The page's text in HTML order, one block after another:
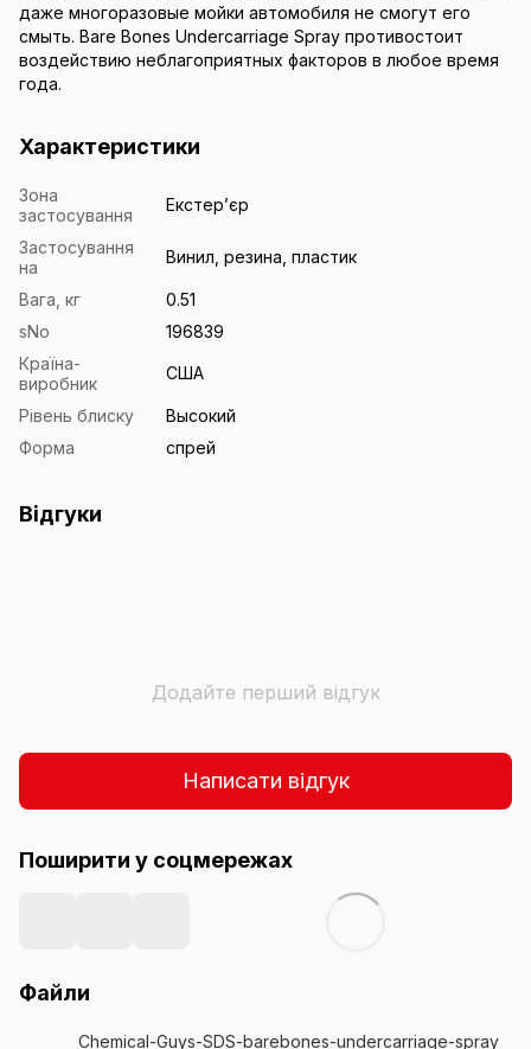
даже многоразовые мойки автомобиля не смогут его
смыть. Bare Bones Undercarriage Spray противостоит
воздействию неблагоприятных факторов в любое время
года.
Характеристики
Зона
застосування
Екстерʼєр
Застосування
на
Винил, резина, пластик
Вага, кг
0.51
sNo
196839
Країна-
виробник
США
Рівень блиску
Высокий
Форма
спрей
Відгуки
Додайте перший відгук
Написати відгук
Поширити у соцмережах
Файли
Chemical-Guys-SDS-barebones-undercarriage-spray